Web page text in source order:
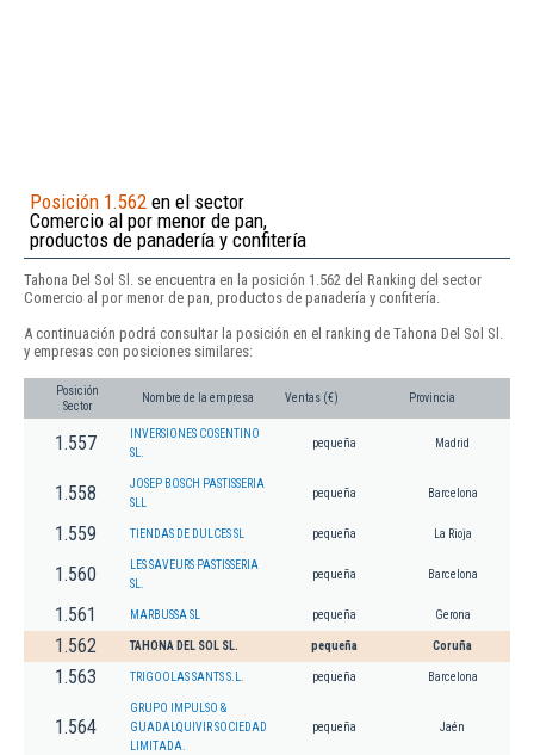
Posición 1.562 en el sector
Comercio al por menor de pan,
productos de panadería y confitería
Tahona Del Sol Sl. se encuentra en la posición 1.562 del Ranking del sector
Comercio al por menor de pan, productos de panadería y confitería.
A continuación podrá consultar la posición en el ranking de Tahona Del Sol Sl.
y empresas con posiciones similares:
Posición
Sector
Nombre de la empresa Ventas (€) Provincia
1.557
INVERSIONES COSENTINO
SL.
pequeña Madrid
1.558
JOSEP BOSCH PASTISSERIA
SLL
pequeña Barcelona
1.559 TIENDAS DE DULCES SL pequeña La Rioja
1.560
LES SAVEURS PASTISSERIA
SL.
pequeña Barcelona
1.561 MARBUSSA SL pequeña Gerona
1.562 TAHONA DEL SOL SL. pequeña Coruña
1.563 TRIGOOLAS SANTS S.L. pequeña Barcelona
1.564
GRUPO IMPULSO &
GUADALQUIVIR SOCIEDAD
LIMITADA.
pequeña Jaén